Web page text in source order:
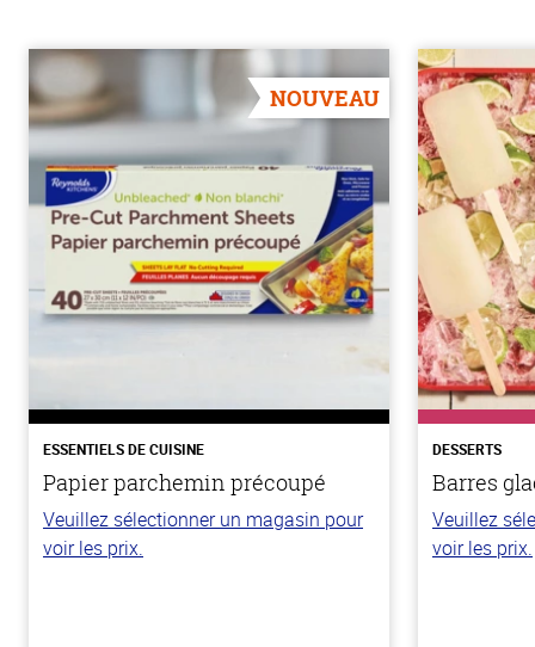
NOUVEAU
ESSENTIELS DE CUISINE
Papier parchemin précoupé
Veuillez sélectionner un magasin pour
voir les prix.
DESSERTS
Barres
Veuillez
voir les prix.